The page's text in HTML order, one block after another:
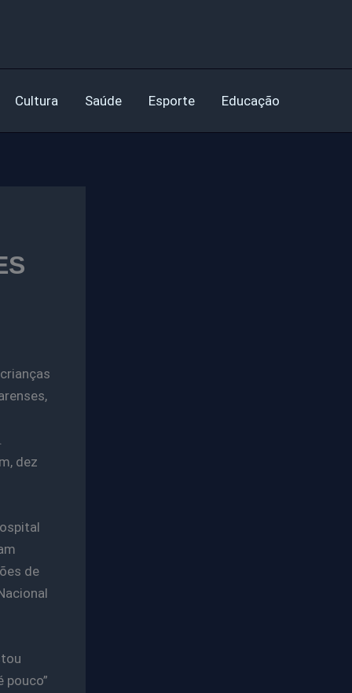
Cultura Saúde Esporte Educação
dez
de
pouco”